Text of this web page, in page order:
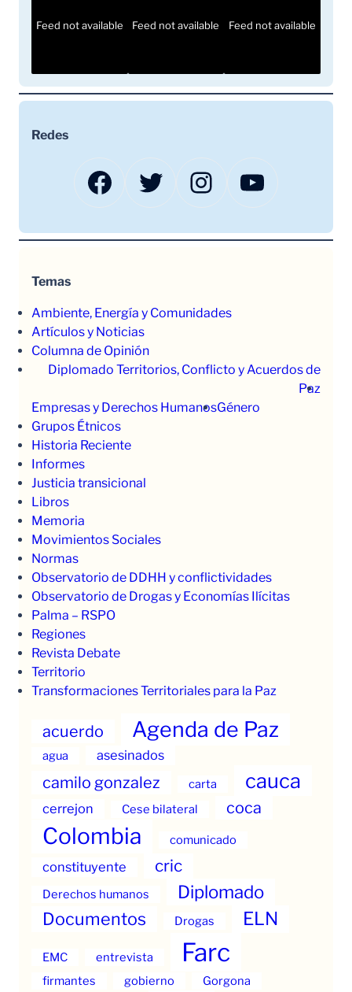
Feed not available Feed not available Feed not available
Redes
Facebook Twitter Instagram YouTube
Temas
Ambiente, Energía y Comunidades
Artículos y Noticias
Columna de Opinión
Diplomado Territorios, Conflicto y Acuerdos de
Paz
Empresas y Derechos HumanosGénero
Grupos Étnicos
Historia Reciente
Informes
Justicia transicional
Libros
Memoria
Movimientos Sociales
Normas
Observatorio de DDHH y conflictividades
Observatorio de Drogas y Economías Ilícitas
Palma – RSPO
Regiones
Revista Debate
Territorio
Transformaciones Territoriales para la Paz
acuerdo Agenda de Paz
agua asesinados
camilo gonzalez carta cauca
cerrejon Cese bilateral coca
Colombia comunicado
constituyente cric
Derechos humanos Diplomado
Documentos Drogas ELN
EMC entrevista Farc
firmantes gobierno
Gorgona